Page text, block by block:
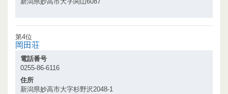
第4位
岡田荘
電話番号
0255-86-6116
住所
新潟県妙高市大字杉野沢2048-1